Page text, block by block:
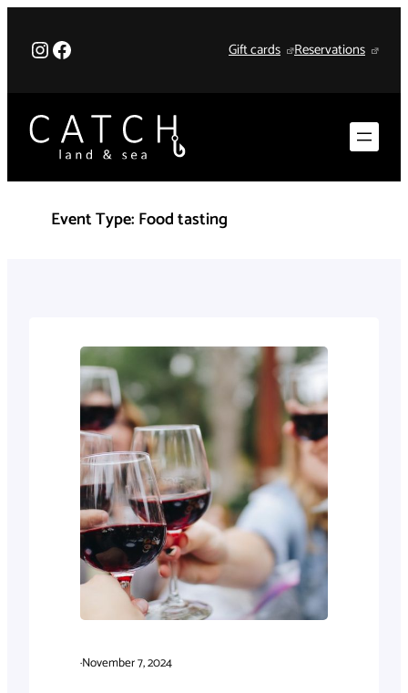
content
Instagram
Facebook Gift cards Reservations
Event Type: Food tasting
·November 7, 2024